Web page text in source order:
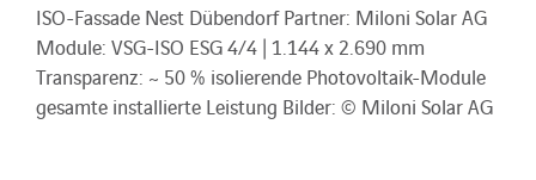
ISO-Fassade Nest Dübendorf Partner: Miloni Solar AG
Module: VSG-ISO ESG 4/4 | 1.144 x 2.690 mm
Transparenz: ~ 50 % isolierende Photovoltaik-Module
gesamte installierte Leistung Bilder: © Miloni Solar AG